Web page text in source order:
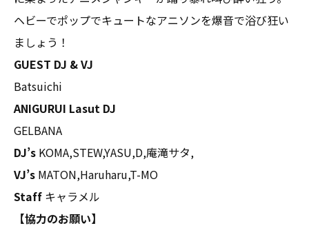
ヘビーでポップでキュートなアニソンを爆音で浴び狂い
ましょう！
GUEST DJ & VJ
Batsuichi
ANIGURUI Lasut DJ
GELBANA
DJ’s KOMA,STEW,YASU,D,庵滝サタ,
VJ’s MATON,Haruharu,T-MO
Staff キャラメル
【協力のお願い】